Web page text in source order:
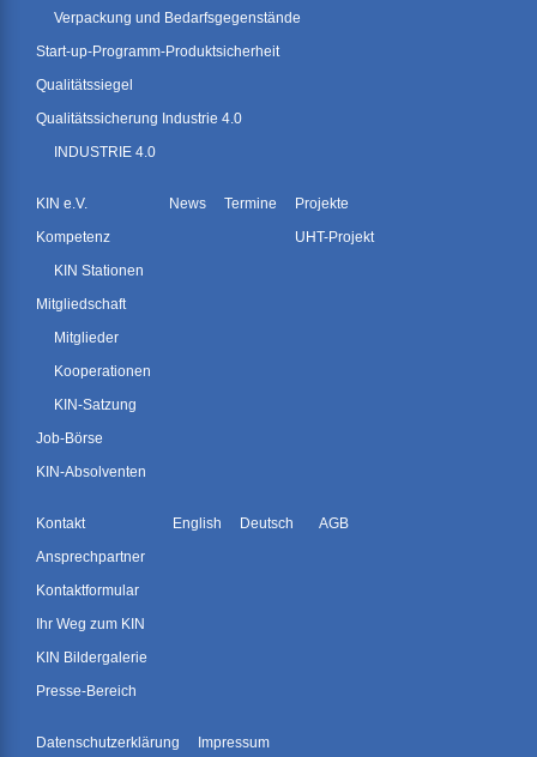
Verpackung und Bedarfsgegenstände
Start-up-Programm-Produktsicherheit
Qualitätssiegel
Qualitätssicherung Industrie 4.0
INDUSTRIE 4.0
KIN e.V.
Kompetenz
KIN Stationen
Mitgliedschaft
Mitglieder
Kooperationen
KIN-Satzung
Job-Börse
KIN-Absolventen
News Termine
Projekte
UHT-Projekt
Kontakt
Ansprechpartner
Kontaktformular
Ihr Weg zum KIN
KIN Bildergalerie
Presse-Bereich
English Deutsch AGB
Datenschutzerklärung Impressum